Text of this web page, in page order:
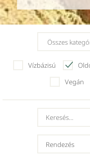
Vízbázisú
Vegán